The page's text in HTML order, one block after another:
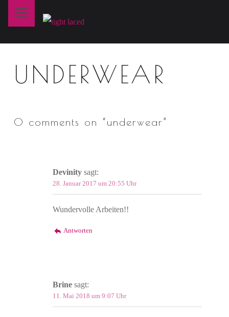
UNDERWEAR
0 comments on “underwear”
Devinity sagt:
28. Januar 2017 um 20:55 Uhr
Wundervolle Arbeiten!!
Antworten
Brine sagt:
11. Mai 2018 um 9:07 Uhr